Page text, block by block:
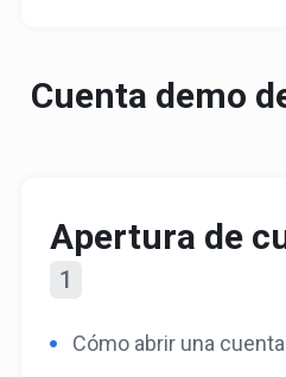
Cuenta demo
Apertura de
1
Cómo abrir una